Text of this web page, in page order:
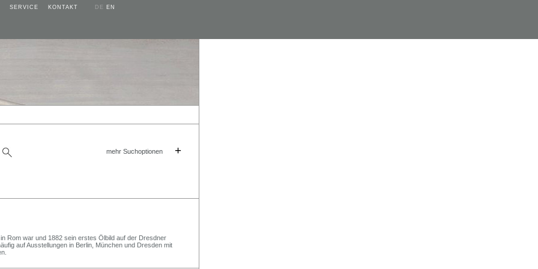
SERVICE KONTAKT DE EN
mehr Suchoptionen +
Rom war und 1882 sein erstes Ölbild auf der Dresdner
auf Ausstellungen in Berlin, München und Dresden mit